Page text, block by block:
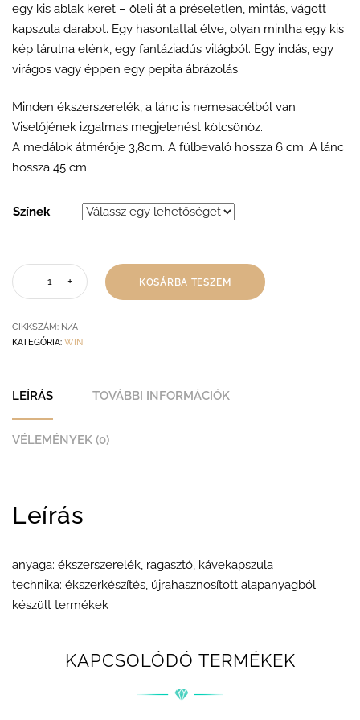
egy kis ablak keret – öleli át a préseletlen, mintás, vágott
kapszula darabot. Egy hasonlattal élve, olyan mintha egy kis
kép tárulna elénk, egy fantáziadús világból. Egy indás, egy
virágos vagy éppen egy pepita ábrázolás.
Minden ékszerszerelék, a lánc is nemesacélból van.
Viselőjének izgalmas megjelenést kölcsönöz.
A medálok átmérője 3,8cm. A fülbevaló hossza 6 cm. A lánc
hossza 45 cm.
Színek
KOSÁRBA TESZEM
CIKKSZÁM: N/A
KATEGÓRIA: WIN
LEÍRÁS TOVÁBBI INFORMÁCIÓK
VÉLEMÉNYEK (0)
Leírás
anyaga: ékszerszerelék, ragasztó, kávekapszula
technika: ékszerkészítés, újrahasznosított alapanyagból
készült termékek
KAPCSOLÓDÓ TERMÉKEK